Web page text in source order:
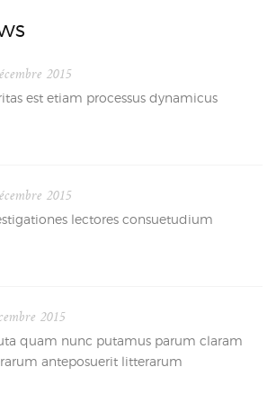
2015
est etiam processus dynamicus
2015
lectores consuetudium
2015
quam nunc putamus parum claram
anteposuerit litterarum